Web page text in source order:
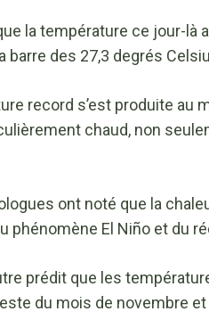
la température ce jour-
barre des 27,3 degrés
record s’est produite au
chaud, non
ont noté que la
phénomène El Niño et du
prédit que les
du mois de novembre